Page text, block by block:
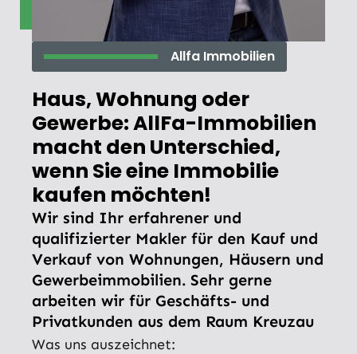
Allfa Immobilien
Haus, Wohnung oder
Gewerbe: AllFa-Immobilien
macht den Unterschied,
wenn Sie eine Immobilie
kaufen möchten!
Wir sind Ihr erfahrener und
qualifizierter Makler für den Kauf und
Verkauf von Wohnungen, Häusern und
Gewerbeimmobilien. Sehr gerne
arbeiten wir für Geschäfts- und
Privatkunden aus dem Raum Kreuzau
Was uns auszeichnet: